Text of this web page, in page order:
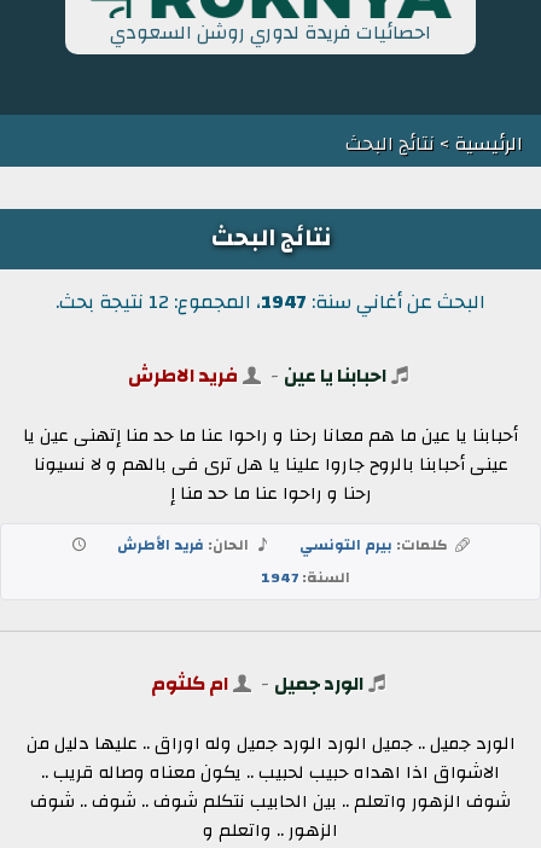
احصائيات فريدة لدوري روشن السعودي
الرئيسية> نتائج البحث
نتائج البحث
البحث عن أغاني سنة: 1947، المجموع: 12 نتيجة بحث.
احبابنا يا عين - فريد الاطرش
أحبابنا يا عين ما هم معانا رحنا و راحوا عنا ما حد منا إتهنى عين يا
عينى أحبابنا بالروح جاروا علينا يا هل ترى فى بالهم و لا نسيونا
رحنا و راحوا عنا ما حد منا إ
كلمات: بيرم التونسي الحان: فريد الأطرش
السنة:1947
الورد جميل - ام كلثوم
الورد جميل .. جميل الورد الورد جميل وله اوراق .. عليها دليل من
الاشواق اذا اهداه حبيب لحبيب .. يكون معناه وصاله قريب ..
شوف الزهور واتعلم .. بين الحابيب نتكلم شوف .. شوف .. شوف
الزهور .. واتعلم و